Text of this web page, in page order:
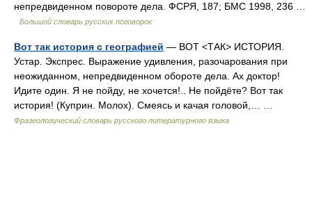
непредвиденном повороте дела. ФСРЯ, 187; БМС 1998, 236 …
Большой словарь русских поговорок
Вот так история с географией — ВОТ <ТАК> ИСТОРИЯ.
Устар. Экспрес. Выражение удивления, разочарования при
неожиданном, непредвиденном обороте дела. Ах доктор!
Идите один. Я не пойду, не хочется!.. Не пойдёте? Вот так
история! (Куприн. Молох). Смеясь и качая головой,… …
Фразеологический словарь русского литературного языка